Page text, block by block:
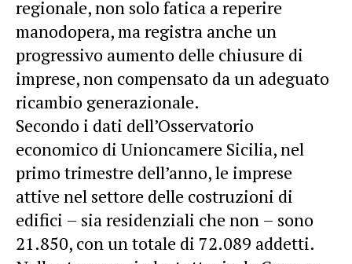
regionale, non solo fatica a reperire
manodopera, ma registra anche un
progressivo aumento delle chiusure di
imprese, non compensato da un adeguato
ricambio generazionale.
Secondo i dati dell’Osservatorio
economico di Unioncamere Sicilia, nel
primo trimestre dell’anno, le imprese
attive nel settore delle costruzioni di
edifici – sia residenziali che non – sono
21.850, con un totale di 72.089 addetti.